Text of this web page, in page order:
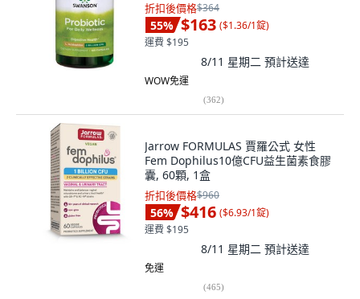
折扣後價格$364
55% $163 ($1.36/1錠)
運費 $195
8/11 星期二 預計送達
WOW免運
(362)
Jarrow FORMULAS 賈羅公式 女性
Fem Dophilus10億CFU益生菌素食膠
囊, 60顆, 1盒
折扣後價格$960
56% $416 ($6.93/1錠)
運費 $195
8/11 星期二 預計送達
免運
(465)